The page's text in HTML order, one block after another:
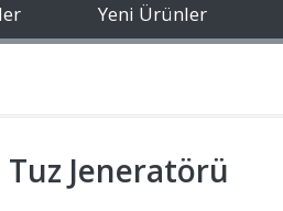
Yeni Ürünler
Tuz Jeneratörü